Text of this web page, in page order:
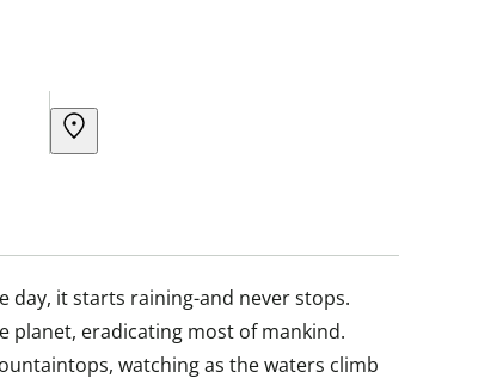
day, it starts raining-and never stops.
planet, eradicating most of mankind.
watching as the waters climb